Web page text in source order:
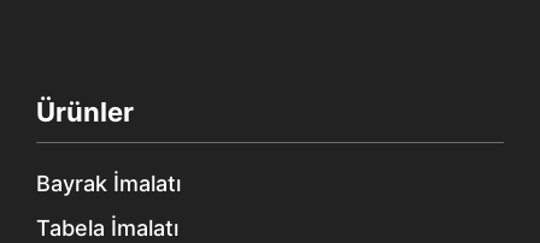
Ürünler
Bayrak İmalatı
Tabela İmalatı